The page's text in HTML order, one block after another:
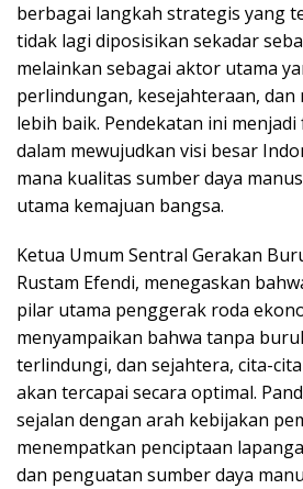
berbagai langkah strategis yang
tidak lagi diposisikan sekadar
melainkan sebagai aktor utama
perlindungan, kesejahteraan, dan
lebih baik. Pendekatan ini
dalam mewujudkan visi besar
mana kualitas sumber daya
utama kemajuan bangsa.
Ketua Umum Sentral Gerakan
Rustam Efendi, menegaskan
pilar utama penggerak roda
menyampaikan bahwa tanpa
terlindungi, dan sejahtera, cita-
akan tercapai secara optimal.
sejalan dengan arah kebijakan
menempatkan penciptaan
dan penguatan sumber daya